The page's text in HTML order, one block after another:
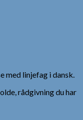
linjefag i dansk.
rådgivning du har